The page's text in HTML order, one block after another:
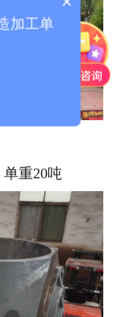
重20吨
加工单